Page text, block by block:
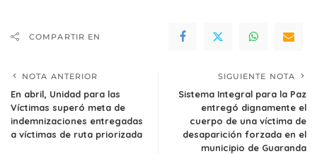
COMPARTIR EN
NOTA ANTERIOR
En abril, Unidad para las
Víctimas superó meta de
indemnizaciones entregadas
a víctimas de ruta priorizada
SIGUIENTE NOTA
Sistema Integral para la Paz
entregó dignamente el
cuerpo de una víctima de
desaparición forzada en el
municipio de Guaranda